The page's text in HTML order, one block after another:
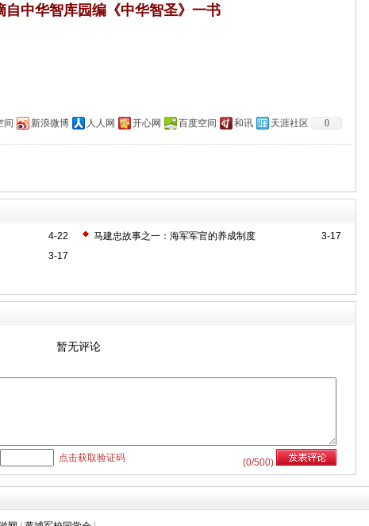
中华智库园编《中华智圣》一书
间 新浪微博 人人网 开心网 百度空间 和讯 天涯社区 0
4-22 3-17
马建忠故事之一：海军军官的养成制度
3-17
暂无评论
(0/500)
点击获取验证码